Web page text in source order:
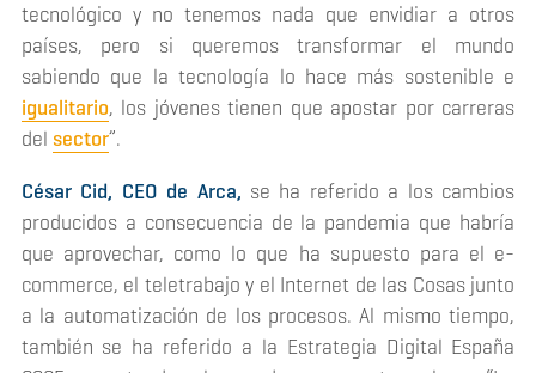
tecnológico y no tenemos nada que envidiar a otros
países, pero si queremos transformar el mundo
sabiendo que la tecnología lo hace más sostenible e
igualitario, los jóvenes tienen que apostar por carreras
del sector”.
César Cid, CEO de Arca, se ha referido a los cambios
producidos a consecuencia de la pandemia que habría
que aprovechar, como lo que ha supuesto para el e-
commerce, el teletrabajo y el Internet de las Cosas junto
a la automatización de los procesos. Al mismo tiempo,
también se ha referido a la Estrategia Digital España